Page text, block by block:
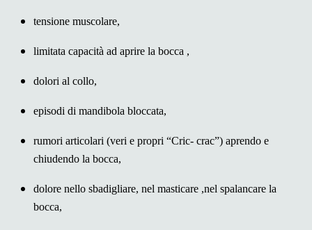
tensione muscolare,
limitata capacità ad aprire la bocca ,
dolori al collo,
episodi di mandibola bloccata,
rumori articolari (veri e propri “Cric- crac”) aprendo e
chiudendo la bocca,
dolore nello sbadigliare, nel masticare ,nel spalancare la
bocca,